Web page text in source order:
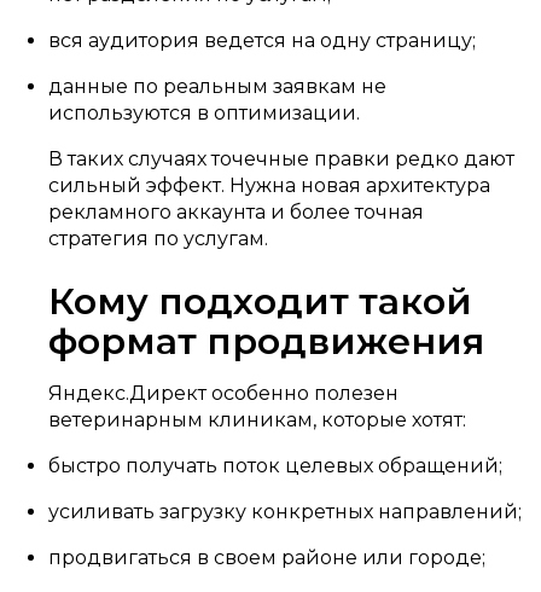
вся аудитория ведется на одну страницу;
данные по реальным заявкам не
используются в оптимизации.
В таких случаях точечные правки редко дают
сильный эффект. Нужна новая архитектура
рекламного аккаунта и более точная
стратегия по услугам.
Кому подходит такой
формат продвижения
Яндекс.Директ особенно полезен
ветеринарным клиникам, которые хотят:
быстро получать поток целевых обращений;
усиливать загрузку конкретных направлений;
продвигаться в своем районе или городе;